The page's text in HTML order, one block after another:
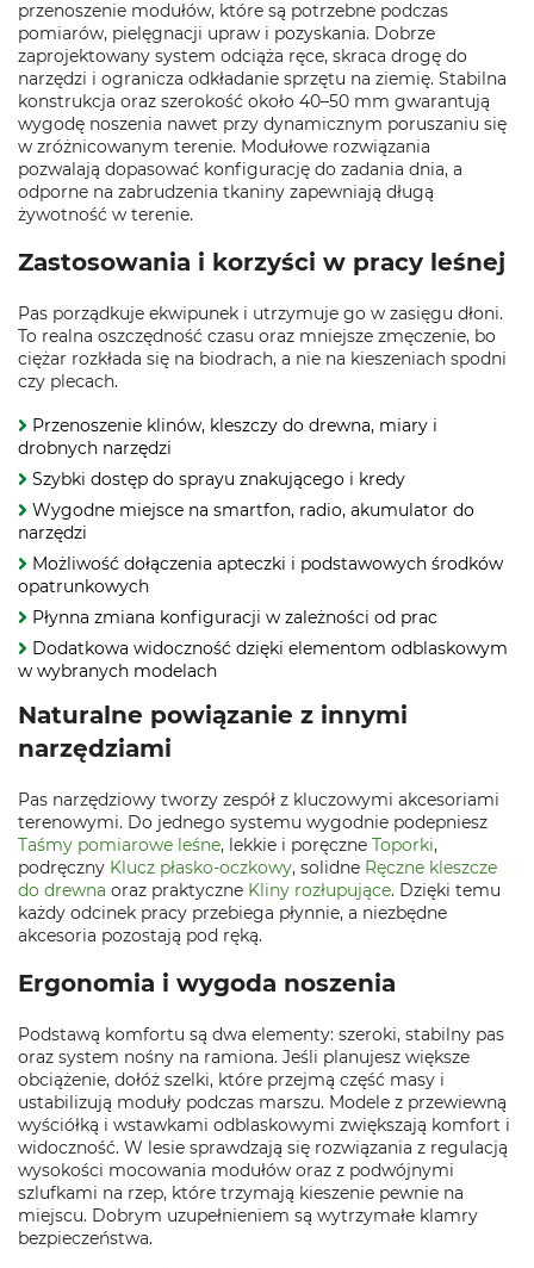
przenoszenie modułów, które są potrzebne podczas
pomiarów, pielęgnacji upraw i pozyskania. Dobrze
zaprojektowany system odciąża ręce, skraca drogę do
narzędzi i ogranicza odkładanie sprzętu na ziemię. Stabilna
konstrukcja oraz szerokość około 40–50 mm gwarantują
wygodę noszenia nawet przy dynamicznym poruszaniu się
w zróżnicowanym terenie. Modułowe rozwiązania
pozwalają dopasować konfigurację do zadania dnia, a
odporne na zabrudzenia tkaniny zapewniają długą
żywotność w terenie.
Zastosowania i korzyści w pracy leśnej
Pas porządkuje ekwipunek i utrzymuje go w zasięgu dłoni.
To realna oszczędność czasu oraz mniejsze zmęczenie, bo
ciężar rozkłada się na biodrach, a nie na kieszeniach spodni
czy plecach.
Przenoszenie klinów, kleszczy do drewna, miary i
drobnych narzędzi
Szybki dostęp do sprayu znakującego i kredy
Wygodne miejsce na smartfon, radio, akumulator do
narzędzi
Możliwość dołączenia apteczki i podstawowych środków
opatrunkowych
Płynna zmiana konfiguracji w zależności od prac
Dodatkowa widoczność dzięki elementom odblaskowym
w wybranych modelach
Naturalne powiązanie z innymi
narzędziami
Pas narzędziowy tworzy zespół z kluczowymi akcesoriami
terenowymi. Do jednego systemu wygodnie podepniesz
Taśmy pomiarowe leśne, lekkie i poręczne Toporki,
podręczny Klucz płasko-oczkowy, solidne Ręczne kleszcze
do drewna oraz praktyczne Kliny rozłupujące. Dzięki temu
każdy odcinek pracy przebiega płynnie, a niezbędne
akcesoria pozostają pod ręką.
Ergonomia i wygoda noszenia
Podstawą komfortu są dwa elementy: szeroki, stabilny pas
oraz system nośny na ramiona. Jeśli planujesz większe
obciążenie, dołóż szelki, które przejmą część masy i
ustabilizują moduły podczas marszu. Modele z przewiewną
wyściółką i wstawkami odblaskowymi zwiększają komfort i
widoczność. W lesie sprawdzają się rozwiązania z regulacją
wysokości mocowania modułów oraz z podwójnymi
szlufkami na rzep, które trzymają kieszenie pewnie na
miejscu. Dobrym uzupełnieniem są wytrzymałe klamry
bezpieczeństwa.